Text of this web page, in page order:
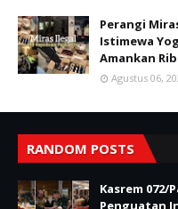
Perangi
Istimewa
Amankan
Agustus 06,
RANDOM POSTS
Kasrem 072/
Penguatan